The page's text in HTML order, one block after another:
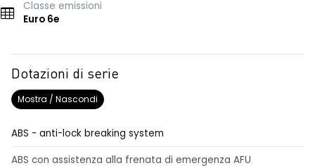
Classe emissioni
Euro 6e
Dotazioni di serie
Mostra / Nascondi
ABS - anti-lock breaking system
ABS con assistenza alla frenata di emergenza AFU